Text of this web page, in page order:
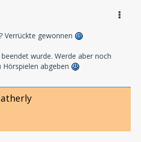
Verrückte gewonnen
wurde. Werde aber noch
abgeben